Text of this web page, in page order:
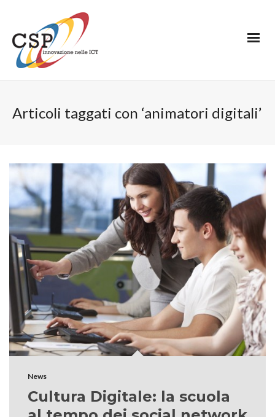
Articoli taggati con ‘animatori digitali’
News
Cultura Digitale: la scuola